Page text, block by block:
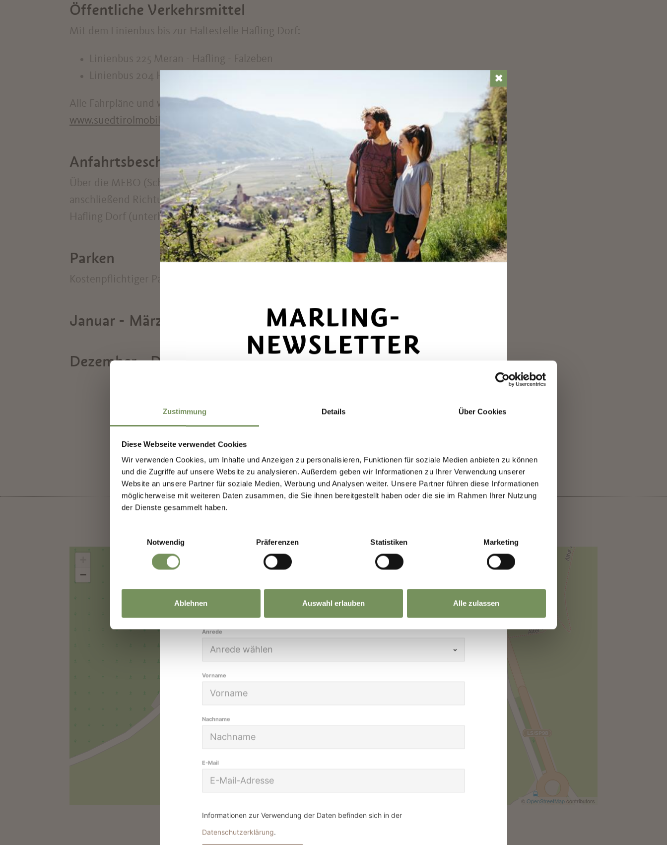
Zustimmung Details Über Cookies
Diese Webseite verwendet Cookies
Wir verwenden Cookies, um Inhalte und Anzeigen zu personalisieren, Funktionen für soziale Medien anbieten zu können
und die Zugriffe auf unsere Website zu analysieren. Außerdem geben wir Informationen zu Ihrer Verwendung unserer
Website an unsere Partner für soziale Medien, Werbung und Analysen weiter. Unsere Partner führen diese Informationen
möglicherweise mit weiteren Daten zusammen, die Sie ihnen bereitgestellt haben oder die sie im Rahmen Ihrer Nutzung
der Dienste gesammelt haben.
Notwendig
Präferenzen Statistiken Marketing
Ablehnen Auswahl erlauben Alle zulassen
Öffentliche Verkehrsmittel
Mit dem Linienbus bis zur Haltestelle Hafling Dorf:
Linienbus 225 Meran - Hafling - Falzeben
Linienbus 204 Hafling - Vöran - Mölten - Terlan - Bozen
Alle Fahrpläne und weitere Informationen finden Sie unter folgendem Link:
www.suedtirolmobil.info
Anfahrtsbeschreibung
Über die MEBO (Schnellstraße Meran - Bozen) bis zur Ausfahrt Meran Süd,
anschließend Richtung Meran, rechts weiter Richtung Hafling bis zum Parkplatz in
Hafling Dorf (unterhalb der Pfarrkirche).
Parken
Kostenpflichtiger Parkplatz in Hafling Dorf (unterhalb der Pfarrkirche)
Januar - März
Dezember - Dezember
−
© OpenStreetMapcontributors
✖
MARLING-
NEWSLETTER
Veranstaltungen und versteckte Tipps für den nächsten
Besuch in Marling informiert wird!
👉 Jetzt anmelden und
Deine Daten sind bei uns sicher. Jederzeit abmeldbar.
Anrede
Vorname
Nachname
E-Mail
Informationen zur Verwendung der Daten befinden sich in der
Datenschutzerklärung.